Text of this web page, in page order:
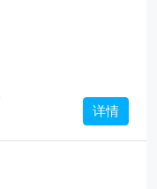
详情